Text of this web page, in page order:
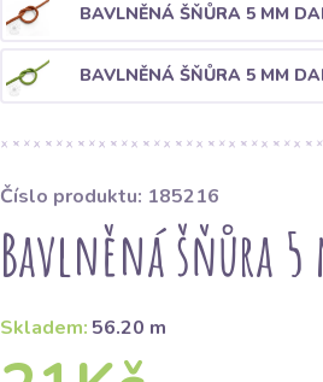
BAVLNĚNÁ ŠŇŮRA 5 MM
BAVLNĚNÁ ŠŇŮRA 5 MM
Číslo produktu: 185216
Bavlněná šňůra 5
Skladem: 56.20 m